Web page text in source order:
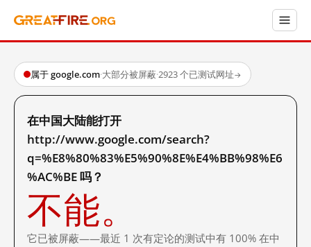
属于 google.com·大部分被屏蔽·2923 个已测试网址→
在中国大陆能打开
http://www.google.com/search?
q=%E8%80%83%E5%90%8E%E4%BB%98%E6
%AC%BE 吗？
不能。
它已被屏蔽——最近 1 次有定论的测试中有 100% 在中